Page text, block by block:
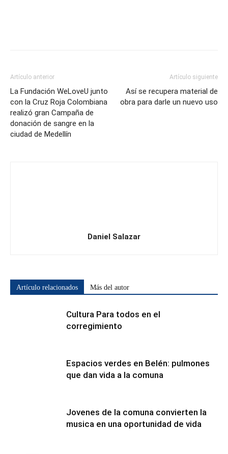
Artículo anterior
La Fundación WeLoveU junto
con la Cruz Roja Colombiana
realizó gran Campaña de
donación de sangre en la
ciudad de Medellín
Artículo siguiente
Así se recupera material de
obra para darle un nuevo uso
Daniel Salazar
Artículo relacionados Más del autor
Cultura Para todos en el
corregimiento
Espacios verdes en Belén: pulmones
que dan vida a la comuna
Jovenes de la comuna convierten la
musica en una oportunidad de vida